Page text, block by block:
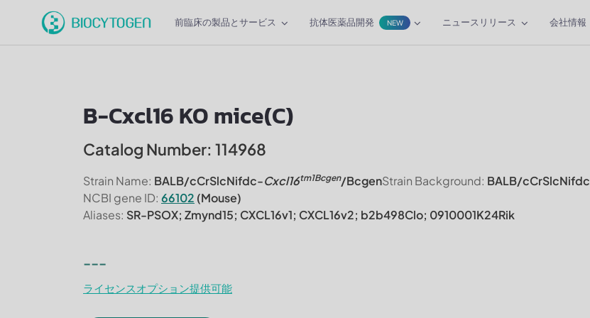
前臨床の製品とサービス 抗体医薬品開発 NEW ニュースリリース 会社情報
B-Cxcl16 KO mice(C)
Catalog Number: 114968
Strain Name: BALB/cCrSlcNifdc-Cxcl16tm1Bcgen/BcgenStrain Background: BALB/cCrSlcNifdc
NCBI gene ID: 66102 (Mouse)
Aliases: SR-PSOX; Zmynd15; CXCL16v1; CXCL16v2; b2b498Clo; 0910001K24Rik
---
ライセンスオプション提供可能